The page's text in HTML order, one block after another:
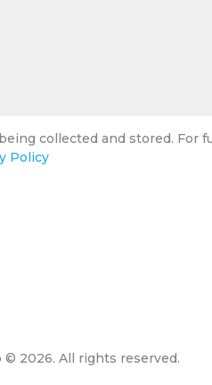
collected and stored. For
Policy
© 2026. All rights reserved.